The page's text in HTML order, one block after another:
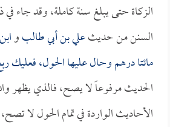
الزكاة حتى يبلغ سنة كاملة، وقد جاء
السنن من حديثعلي بن أبي طالبو
مائتا درهم وحال عليها الحول، فعليك
الحديث مرفوعاً لا يصح، فالذي يظهر
الأحاديث الواردة في تمام الحول لا